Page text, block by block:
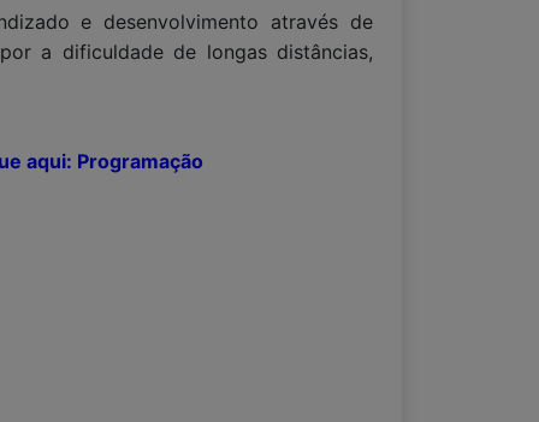
e desenvolvimento através de
a dificuldade de longas distâncias,
aqui: Programação